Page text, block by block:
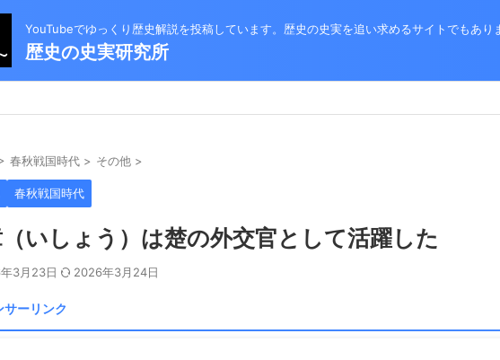
YouTubeでゆっくり歴史解説を投稿しています。歴史の史実を追い求めるサイトでもあり
歴史の史実研究所
春秋戦国時代 > その他 >
春秋戦国時代
いしょう）は楚の外交官として活躍した
3月23日 2026年3月24日
サーリンク